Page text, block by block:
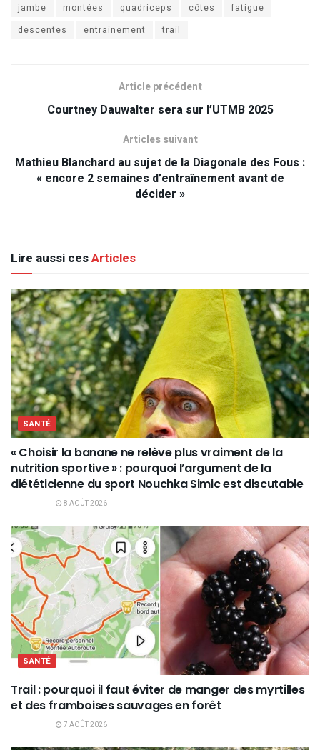
jambe
montées quadriceps côtes
fatigue
descentes
entrainement trail
Article précédent
Courtney Dauwalter sera sur l’UTMB 2025
Articles suivant
Mathieu Blanchard au sujet de la Diagonale des Fous :
« encore 2 semaines d’entraînement avant de
décider »
Lire aussi cesArticles
SANTÉ
« Choisir la banane ne relève plus vraiment de la
nutrition sportive » : pourquoi l’argument de la
diététicienne du sport Nouchka Simic est discutable
8 AOÛT 2026
SANTÉ
Trail : pourquoi il faut éviter de manger des myrtilles
et des framboises sauvages en forêt
7 AOÛT 2026